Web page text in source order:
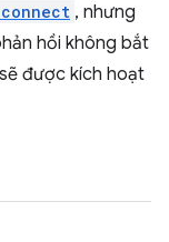
, nhưng
hồi không bắt
sẽ được kích hoạt